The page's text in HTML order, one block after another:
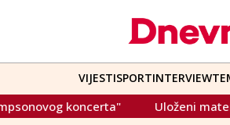
VIJESTISPORTINTERVIEW
Uloženi materijalni dokazi na suđenju